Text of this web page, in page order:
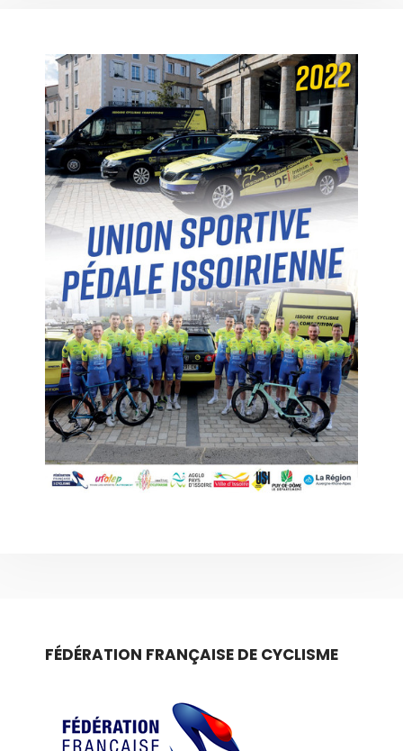
FÉDÉRATION FRANÇAISE DE CYCLISME